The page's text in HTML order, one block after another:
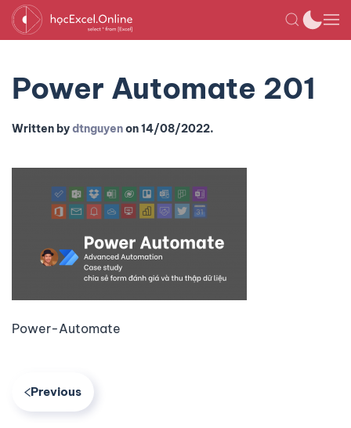
Power Automate 201
Written bydtnguyenon14/08/2022.
Power-Automate
Previous